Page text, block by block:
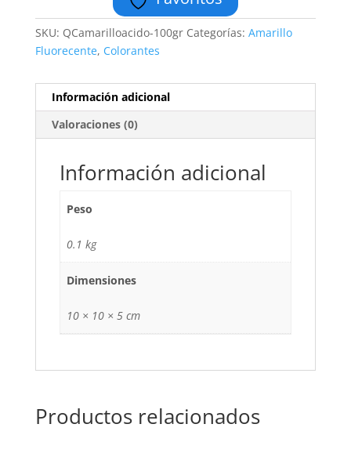
SKU: QCamarilloacido-100gr Categorías: Amarillo
Fluorecente, Colorantes
Información adicional
Valoraciones (0)
Información adicional
Peso
0.1 kg
Dimensiones
10 × 10 × 5 cm
Productos relacionados